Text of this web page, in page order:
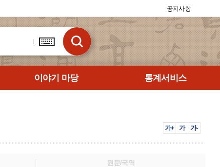
공지사항
이야기 마당 통계서비스
가+ 가 가-
원문/국역